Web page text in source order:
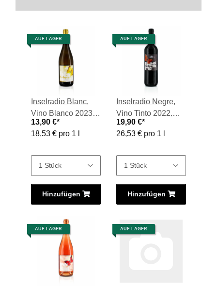
AUF LAGER
Inselradio Blanc,
Vino Blanco 2023,
0,75-l-Flasche
13,90 €*
18,53 € pro 1 l
Hinzufügen
AUF LAGER
Inselradio Negre,
Vino Tinto 2022,
0,75-l-Flasche
19,90 €*
26,53 € pro 1 l
Hinzufügen
AUF LAGER AUF LAGER